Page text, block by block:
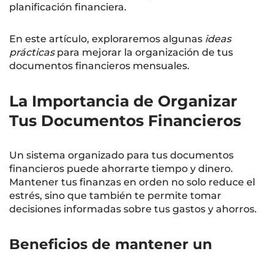
planificación financiera.
En este artículo, exploraremos algunas ideas
prácticaspara mejorar la organización de tus
documentos financieros mensuales.
La Importancia de Organizar
Tus Documentos Financieros
Un sistema organizado para tus documentos
financieros puede ahorrarte tiempo y dinero.
Mantener tus finanzas en orden no solo reduce el
estrés, sino que también te permite tomar
decisiones informadas sobre tus gastos y ahorros.
Beneficios de mantener un